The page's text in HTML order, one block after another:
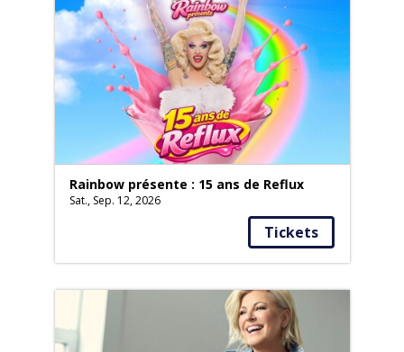
Rainbow présente : 15 ans de Reflux
Sat., Sep. 12, 2026
Tickets